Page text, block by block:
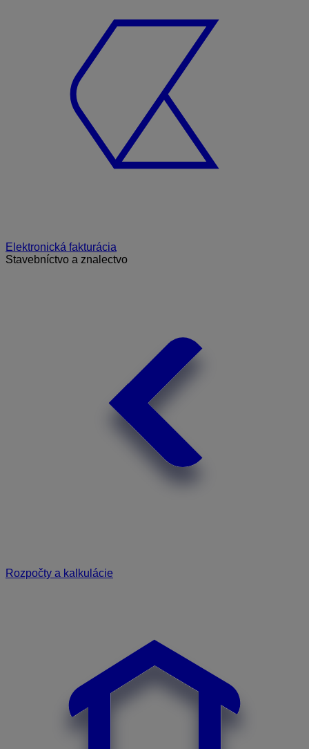
Elektronická fakturácia
Stavebníctvo a znalectvo
Rozpočty a kalkulácie